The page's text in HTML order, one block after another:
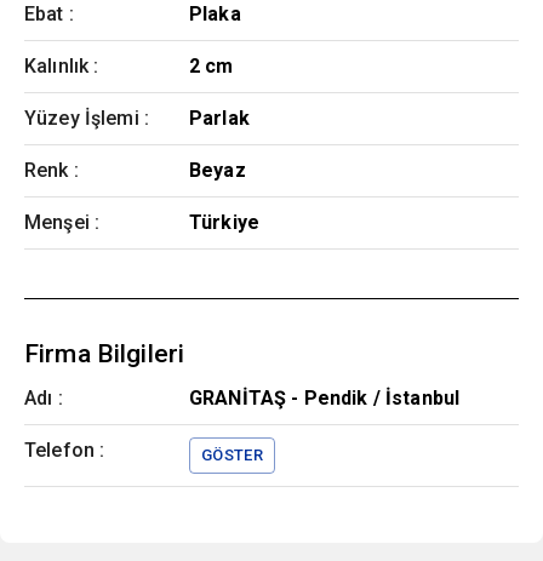
Ebat : Plaka
Kalınlık: 2 cm
Yüzey İşlemi : Parlak
Renk: Beyaz
Menşei : Türkiye
Firma Bilgileri
Adı : GRANİTAŞ - Pendik / İstanbul
Telefon : GÖSTER